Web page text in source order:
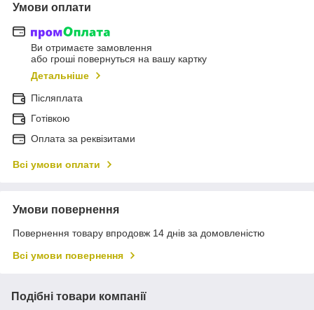
Умови оплати
Ви отримаєте замовлення
або гроші повернуться на вашу картку
Детальніше
Післяплата
Готівкою
Оплата за реквізитами
Всі умови оплати
Умови повернення
Повернення товару впродовж 14 днів за домовленістю
Всі умови повернення
Подібні товари компанії